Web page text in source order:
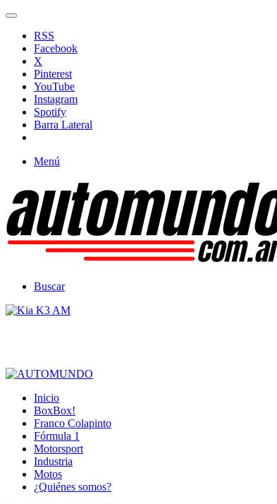
RSS
Facebook
X
Pinterest
YouTube
Instagram
Spotify
Barra Lateral
Menú
Buscar
Inicio
BoxBox!
Franco Colapinto
Fórmula 1
Motorsport
Industria
Motos
¿Quiénes somos?